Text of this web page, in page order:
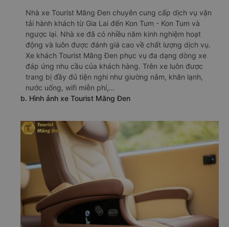
Nhà xe Tourist Măng Đen chuyên cung cấp dịch vụ vận
tải hành khách từ Gia Lai đến Kon Tum - Kon Tum và
ngược lại. Nhà xe đã có nhiều năm kinh nghiệm hoạt
động và luôn được đánh giá cao về chất lượng dịch vụ.
Xe khách Tourist Măng Đen phục vụ đa dạng dòng xe
đáp ứng nhu cầu của khách hàng. Trên xe luôn được
trang bị đầy đủ tiện nghi như giường nằm, khăn lạnh,
nước uống, wifi miễn phí,...
b. Hình ảnh xe Tourist Măng Đen